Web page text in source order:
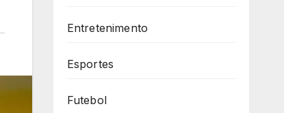
Entretenimento
Esportes
Futebol